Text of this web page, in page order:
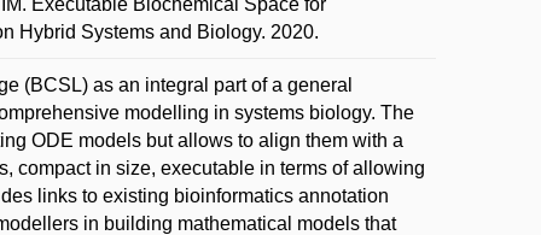
Executable Biochemical Space for
Hybrid Systems and Biology. 2020.
(BCSL) as an integral part of a general
modelling in systems biology. The
ODE models but allows to align them with a
compact in size, executable in terms of allowing
links to existing bioinformatics annotation
in building mathematical models that